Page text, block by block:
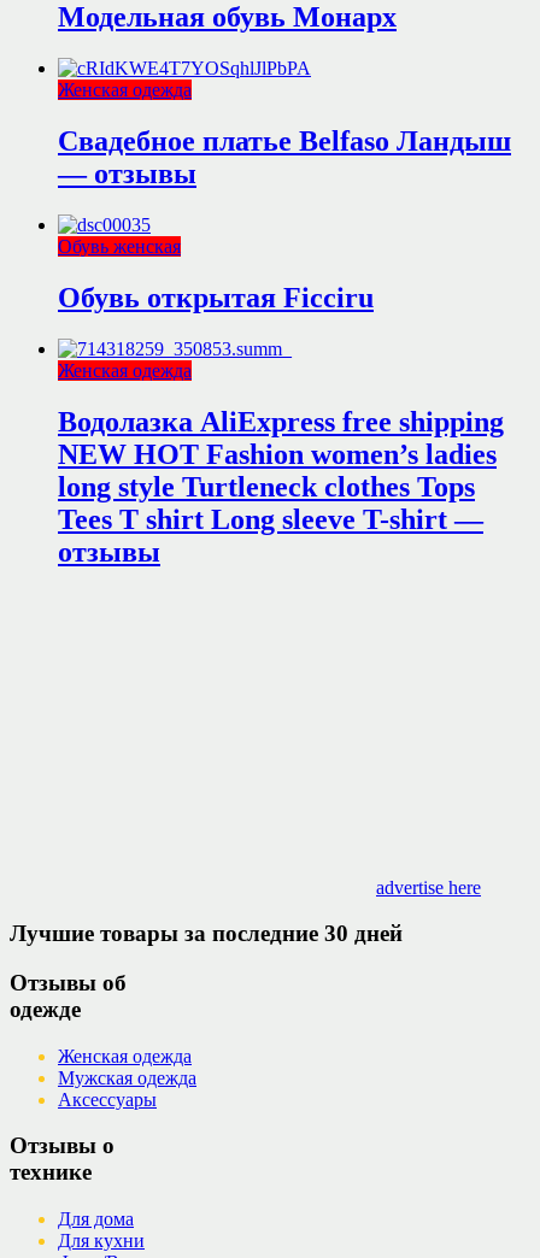
Модельная обувь Монарх
Женская одежда
Свадебное платье Belfaso Ландыш
— отзывы
Обувь женская
Обувь открытая Ficciru
Женская одежда
Водолазка AliExpress free shipping
NEW HOT Fashion women’s ladies
long style Turtleneck clothes Tops
Tees T shirt Long sleeve T-shirt —
отзывы
advertise here
Лучшие товары за последние 30 дней
Отзывы об
одежде
Женская одежда
Мужская одежда
Аксессуары
Отзывы о
технике
Для дома
Для кухни